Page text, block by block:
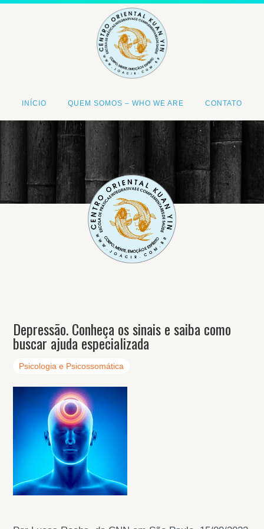
INÍCIO QUEM SOMOS – WHO WE ARE CONTATO
<
Depressão. Conheça os sinais e saiba como
buscar ajuda especializada
Psicologia e Psicossomática